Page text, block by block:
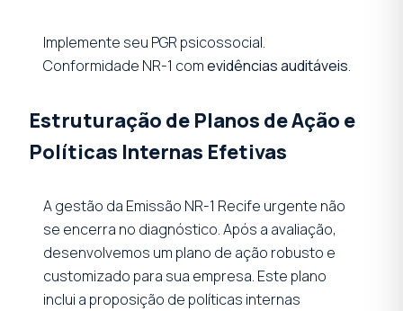
Implemente seu PGR psicossocial.
Conformidade NR-1 comevidências auditáveis.
Estruturação de Planos de Ação e
Políticas Internas Efetivas
A gestão da Emissão NR-1 Recife urgente não
se encerra no diagnóstico. Após a avaliação,
desenvolvemos um plano de ação robusto e
customizado para sua empresa. Este plano
inclui a proposição de políticas internas